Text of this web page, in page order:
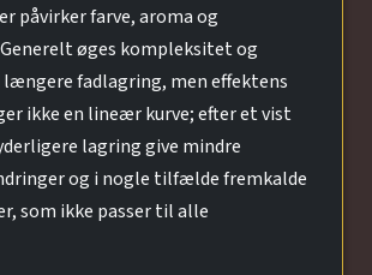
påvirker farve, aroma og
øges kompleksitet og
længere fadlagring, men effektens
ikke en lineær kurve; efter et vist
lagring give mindre
og i nogle tilfælde fremkalde
som ikke passer til alle